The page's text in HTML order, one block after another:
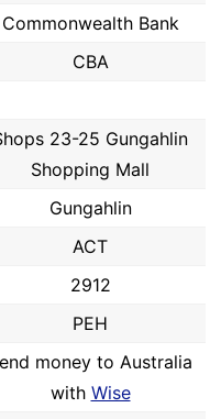
Commonwealth Bank
CBA
23-25 Gungahlin
Shopping Mall
Gungahlin
ACT
2912
PEH
money to Australia
with Wise